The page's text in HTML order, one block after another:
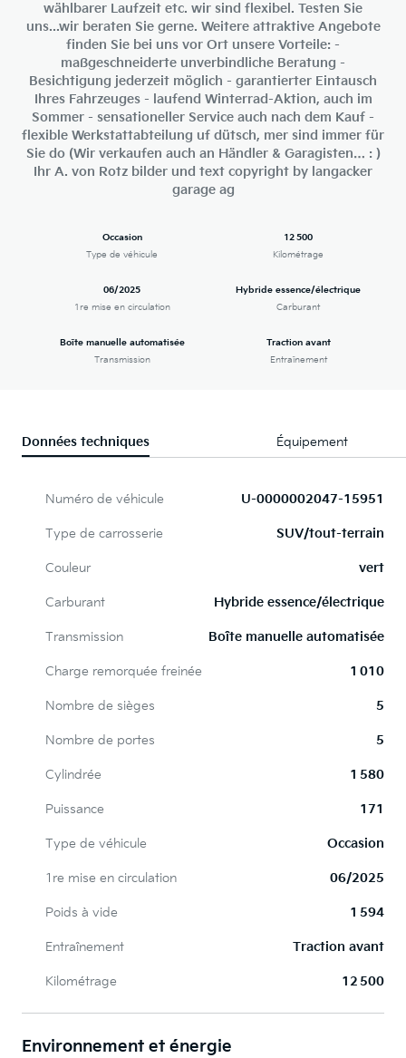
wählbarer Laufzeit etc. wir sind flexibel. Testen Sie
uns...wir beraten Sie gerne. Weitere attraktive Angebote
finden Sie bei uns vor Ort unsere Vorteile: -
maßgeschneiderte unverbindliche Beratung -
Besichtigung jederzeit möglich - garantierter Eintausch
Ihres Fahrzeuges - laufend Winterrad-Aktion, auch im
Sommer - sensationeller Service auch nach dem Kauf -
flexible Werkstattabteilung uf dütsch, mer sind immer für
Sie do (Wir verkaufen auch an Händler & Garagisten… : )
Ihr A. von Rotz bilder und text copyright by langacker
garage ag
Occasion
Type de véhicule
12 500
Kilométrage
06/2025
1re mise en circulation
Hybride essence/électrique
Carburant
Boîte manuelle automatisée
Transmission
Traction avant
Entraînement
Données techniques Équipement
Numéro de véhicule U-0000002047-15951
Type de carrosserie SUV/tout-terrain
Couleur vert
Carburant Hybride essence/électrique
Transmission Boîte manuelle automatisée
Charge remorquée freinée 1 010
Nombre de sièges 5
Nombre de portes 5
Cylindrée 1 580
Puissance 171
Type de véhicule Occasion
1re mise en circulation 06/2025
Poids à vide 1 594
Entraînement Traction avant
Kilométrage 12 500
Environnement et énergie